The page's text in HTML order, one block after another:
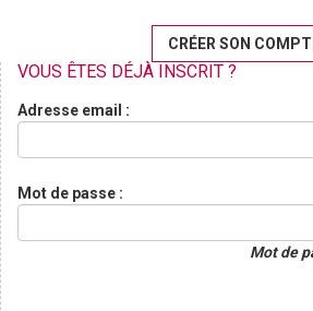
CRÉER SON
VOUS ÊTES DÉJÀ INSCRIT ?
Adresse email :
Mot de passe :
Mot de